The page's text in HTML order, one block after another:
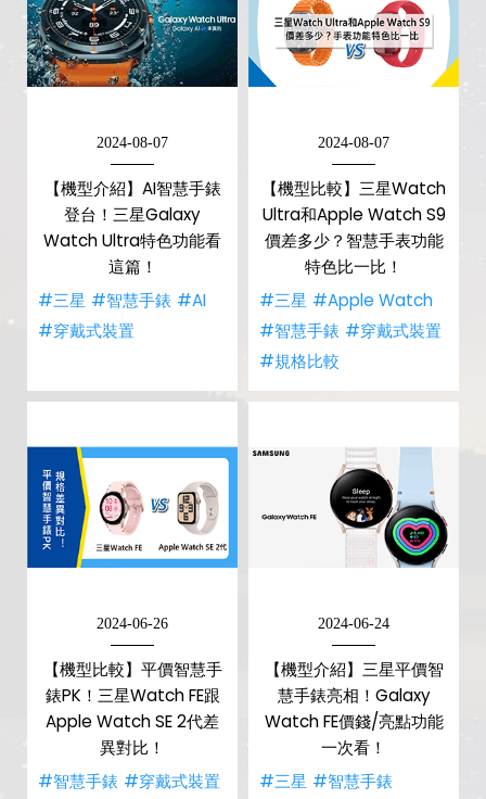
2024-08-07
【機型介紹】AI智慧手錶
登台！三星Galaxy
Watch Ultra特色功能看
這篇！
#三星 #智慧手錶 #AI
#穿戴式裝置
2024-08-07
【機型比較】三星Watch
Ultra和Apple Watch S9
價差多少？智慧手表功能
特色比一比！
#三星 #Apple Watch
#智慧手錶 #穿戴式裝置
#規格比較
2024-06-26
【機型比較】平價智慧手
錶PK！三星Watch FE跟
Apple Watch SE 2代差
異對比！
#智慧手錶 #穿戴式裝置
2024-06-24
【機型介紹】三星平價智
慧手錶亮相！Galaxy
Watch FE價錢/亮點功能
一次看！
#三星 #智慧手錶